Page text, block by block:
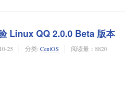
Linux QQ 2.0.0 Beta 版本
25 分类: CentOS 阅读量：8820